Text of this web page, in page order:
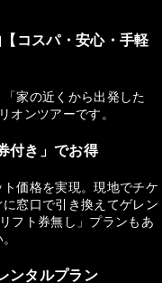
コスパ・安心・手軽
家の近くから出発した
オンツアーです。
付き」でお得
価格を実現。現地でチケ
窓口で引き換えてゲレン
フト券無し」プランもあ
ンタルプラン